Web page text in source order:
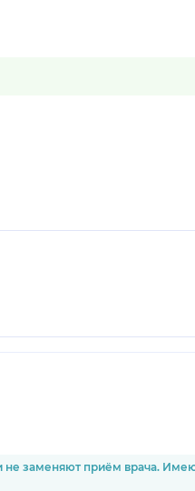
заменяют приём врача.